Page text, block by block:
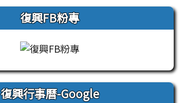
復興FB粉專
復興行事曆-Google